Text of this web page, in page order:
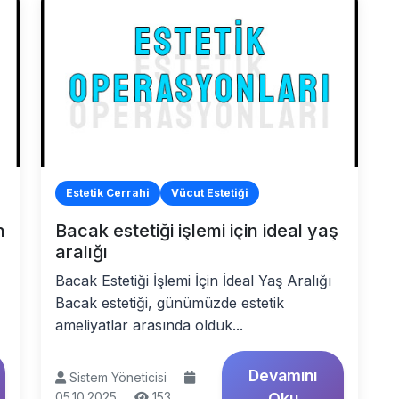
Estetik Cerrahi Vücut Estetiği
Bacak estetiği işlemi için ideal yaş
aralığı
Bacak Estetiği İşlemi İçin İdeal Yaş Aralığı
Bacak estetiği, günümüzde estetik
ameliyatlar arasında olduk...
Sistem Yöneticisi
Devamını